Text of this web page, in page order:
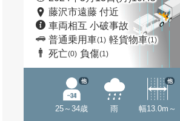
藤沢市遠藤 付近
車両相互 小破事故
普通乗用車(1) 軽貨物車(1)
死亡(0) 負傷(1)
25～34歳
他
雨 幅13.0m～
他